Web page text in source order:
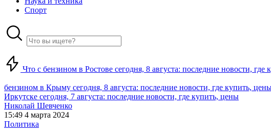
Спорт
Что с бензином в Ростове сегодня, 8 августа: последние новости, где
бензином в Крыму сегодня, 8 августа: последние новости, где купить,
Иркутске сегодня, 7 августа: последние новости, где купить, цены
Николай Шевченко
15:49 4 марта 2024
Политика